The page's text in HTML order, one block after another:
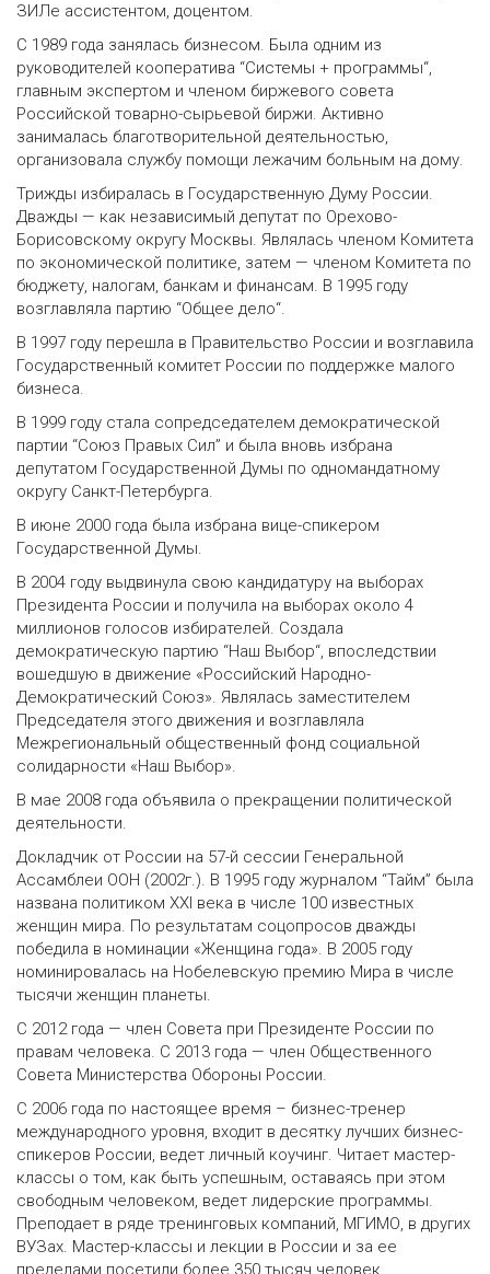
ЗИЛе ассистентом, доцентом.
С 1989 года занялась бизнесом. Была одним из
руководителей кооператива “Системы + программы“,
главным экспертом и членом биржевого совета
Российской товарно-сырьевой биржи. Активно
занималась благотворительной деятельностью,
организовала службу помощи лежачим больным на дому.
Трижды избиралась в Государственную Думу России.
Дважды — как независимый депутат по Орехово-
Борисовскому округу Москвы. Являлась членом Комитета
по экономической политике, затем — членом Комитета по
бюджету, налогам, банкам и финансам. В 1995 году
возглавляла партию “Общее дело“.
В 1997 году перешла в Правительство России и возглавила
Государственный комитет России по поддержке малого
бизнеса.
В 1999 году стала сопредседателем демократической
партии “Союз Правых Сил” и была вновь избрана
депутатом Государственной Думы по одномандатному
округу Санкт-Петербурга.
В июне 2000 года была избрана вице-спикером
Государственной Думы.
В 2004 году выдвинула свою кандидатуру на выборах
Президента России и получила на выборах около 4
миллионов голосов избирателей. Создала
демократическую партию “Наш Выбор“, впоследствии
вошедшую в движение «Российский Народно-
Демократический Союз». Являлась заместителем
Председателя этого движения и возглавляла
Межрегиональный общественный фонд социальной
солидарности «Наш Выбор».
В мае 2008 года объявила о прекращении политической
деятельности.
Докладчик от России на 57-й сессии Генеральной
Ассамблеи ООН (2002г.). В 1995 году журналом “Тайм” была
названа политиком XXI века в числе 100 известных
женщин мира. По результатам соцопросов дважды
победила в номинации «Женщина года». В 2005 году
номинировалась на Нобелевскую премию Мира в числе
тысячи женщин планеты.
С 2012 года — член Совета при Президенте России по
правам человека. С 2013 года — член Общественного
Совета Министерства Обороны России.
С 2006 года по настоящее время – бизнес-тренер
международного уровня, входит в десятку лучших бизнес-
спикеров России, ведет личный коучинг. Читает мастер-
классы о том, как быть успешным, оставаясь при этом
свободным человеком, ведет лидерские программы.
Преподает в ряде тренинговых компаний, МГИМО, в других
ВУЗах. Мастер-классы и лекции в России и за ее
пределами посетили более 350 тысяч человек.